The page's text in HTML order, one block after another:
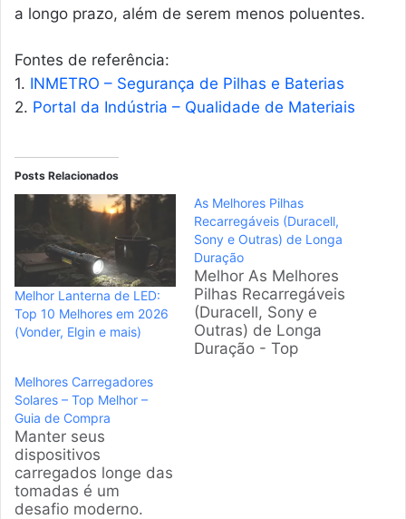
a longo prazo, além de serem menos poluentes.
Fontes de referência:
1. INMETRO – Segurança de Pilhas e Baterias
2. Portal da Indústria – Qualidade de Materiais
Posts Relacionados
Melhor Lanterna de LED:
Top 10 Melhores em 2026
(Vonder, Elgin e mais)
As Melhores Pilhas
Recarregáveis (Duracell,
Sony e Outras) de Longa
Duração
Melhor As Melhores
Pilhas Recarregáveis
(Duracell, Sony e
Outras) de Longa
Duração - Top
Melhores Carregadores
Solares – Top Melhor –
Guia de Compra
Manter seus
dispositivos
carregados longe das
tomadas é um
desafio moderno.